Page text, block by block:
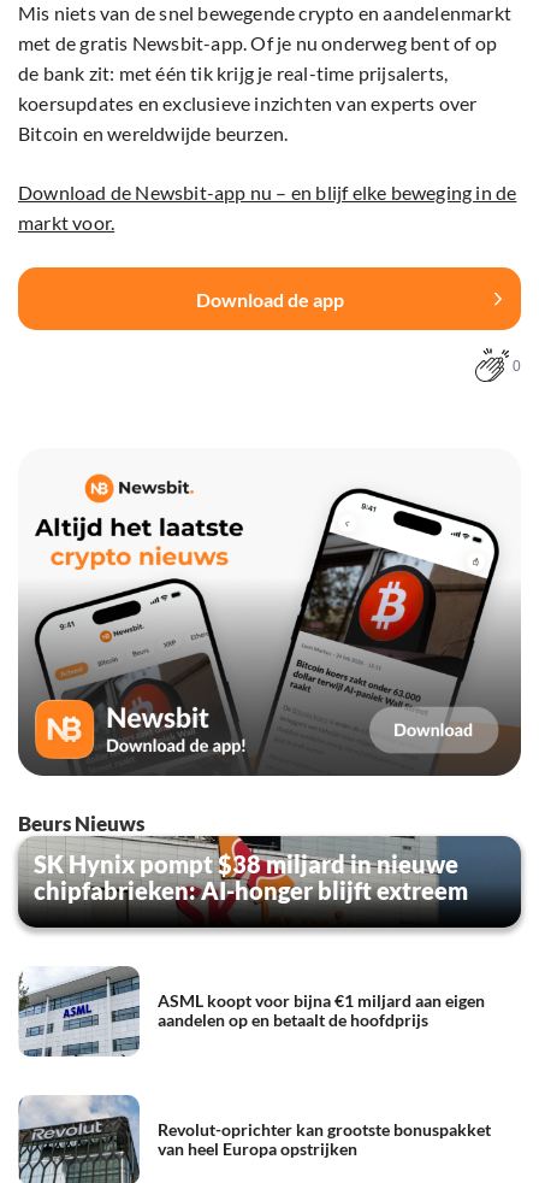
Mis niets van de snel bewegende crypto en aandelenmarkt
met de gratis Newsbit-app. Of je nu onderweg bent of op
de bank zit: met één tik krijg je real-time prijsalerts,
koersupdates en exclusieve inzichten van experts over
Bitcoin en wereldwijde beurzen.
Download de Newsbit-app nu – en blijf elke beweging in de
markt voor.
Download de app
0
Beurs Nieuws
SK Hynix pompt $38 miljard in nieuwe
chipfabrieken: AI-honger blijft extreem
ASML koopt voor bijna €1 miljard aan eigen
aandelen op en betaalt de hoofdprijs
Revolut-oprichter kan grootste bonuspakket
van heel Europa opstrijken